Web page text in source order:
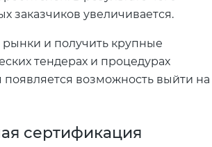
заказчиков увеличивается.
и получить крупные
тендерах и процедурах
появляется возможность выйти на
сертификация